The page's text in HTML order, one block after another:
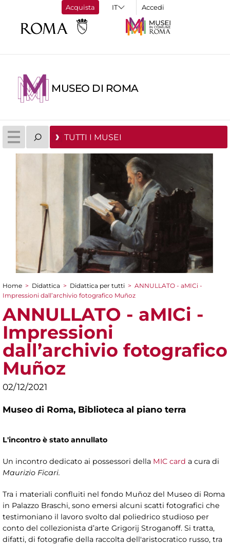
Acquista Accedi
MUSEO DI ROMA
TUTTI I MUSEI
Tu sei qui
Home > Didattica > Didattica per tutti > ANNULLATO - aMICi -
Impressioni dall’archivio fotografico Muñoz
ANNULLATO - aMICi -
Impressioni
dall’archivio fotografico
Muñoz
02/12/2021
Museo di Roma, Biblioteca al piano terra
L'incontro è stato annullato
Un incontro dedicato ai possessori della MIC card a cura di
Maurizio Ficari.
Tra i materiali confluiti nel fondo Muñoz del Museo di Roma
in Palazzo Braschi, sono emersi alcuni scatti fotografici che
testimoniano il lavoro svolto dal poliedrico studioso per
conto del collezionista d’arte Grigorij Stroganoff. Si tratta,
difatti, di fotografie della raccolta dell'aristocratico russo, tra